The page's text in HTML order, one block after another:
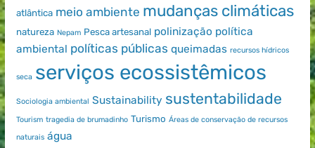
atlântica meio ambiente mudanças climáticas
natureza Nepam Pesca artesanal polinização política
ambiental políticas públicas queimadas recursos hídricos
seca serviços ecossistêmicos
Sociologia ambiental Sustainability sustentabilidade
Tourism tragedia de brumadinho Turismo Áreas de conservação de recursos
naturais água